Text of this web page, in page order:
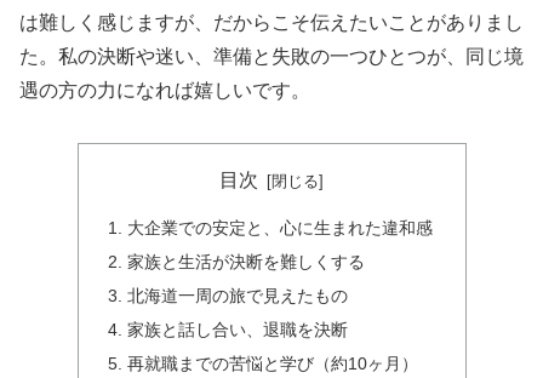
は難しく感じますが、だからこそ伝えたいことがありまし
た。私の決断や迷い、準備と失敗の一つひとつが、同じ境
遇の方の力になれば嬉しいです。
目次
大企業での安定と、心に生まれた違和感
家族と生活が決断を難しくする
北海道一周の旅で見えたもの
家族と話し合い、退職を決断
再就職までの苦悩と学び（約10ヶ月）